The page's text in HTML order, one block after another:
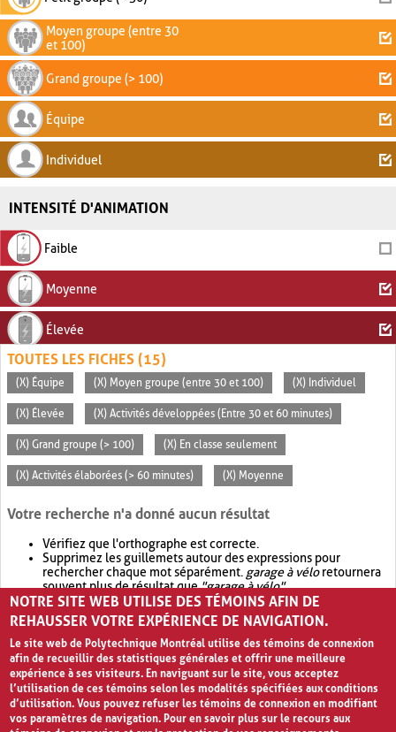
Moyen groupe (entre 30
et 100)
Grand groupe (> 100)
Équipe
Individuel
INTENSITÉ D'ANIMATION
Faible
Moyenne
Élevée
TOUTES LES FICHES (15)
(X) Équipe (X) Moyen groupe (entre 30 et 100) (X) Individuel
(X) Élevée (X) Activités développées (Entre 30 et 60 minutes)
(X) Grand groupe (> 100) (X) En classe seulement
(X) Activités élaborées (> 60 minutes) (X) Moyenne
Votre recherche n'a donné aucun résultat
Vérifiez que l'orthographe est correcte.
Supprimez les guillemets autour des expressions pour
rechercher chaque mot séparément. garage à véloretournera
souvent plus de résultat que"garage à vélo".
Envisagez d'élargir votre recherche avec OR.garage OR vélo
retournera souvent plus de résultat quegarage à vélo
NOTRE SITE WEB UTILISE DES TÉMOINS AFIN DE
REHAUSSER VOTRE EXPÉRIENCE DE NAVIGATION.
Le site web de Polytechnique Montréal utilise des témoins de connexion
afin de recueillir des statistiques générales et offrir une meilleure
expérience à ses visiteurs. En naviguant sur le site, vous acceptez
l’utilisation de ces témoins selon les modalités spécifiées aux conditions
d’utilisation. Vous pouvez refuser les témoins de connexion en modifiant
vos paramètres de navigation. Pour en savoir plus sur le recours aux